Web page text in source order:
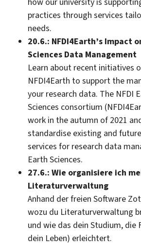
practices through services
needs.
20.6.: NFDI4Earth’s Impact
Sciences Data Management
Learn about recent initiatives
NFDI4Earth to support the
your research data. The NFDI
Sciences consortium
work in the autumn of 2021
standardise existing and
services for research data
Earth Sciences.
27.6.: Wie organisiere ich
Literaturverwaltung
Anhand der freien Software
wozu du Literaturverwaltung
und wie das dein Studium, die
dein Leben) erleichtert.